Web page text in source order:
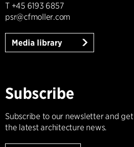
T +45 6193 6857
psr@cfmoller.com
Media library
Subscribe
Subscribe to our newsletter and get
the latest architecture news.